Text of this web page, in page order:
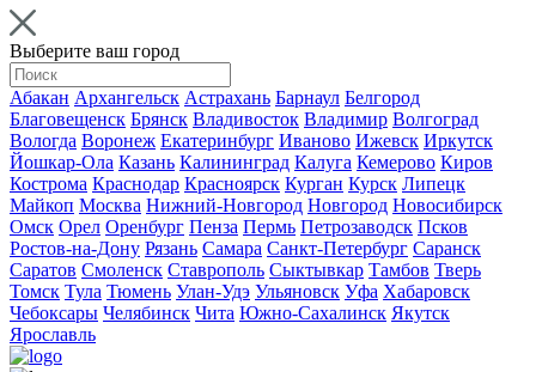
Выберите ваш город
Абакан Архангельск Астрахань Барнаул Белгород
Благовещенск Брянск Владивосток Владимир Волгоград
Вологда Воронеж Екатеринбург Иваново Ижевск Иркутск
Йошкар-Ола Казань Калининград Калуга Кемерово Киров
Кострома Краснодар Красноярск Курган Курск Липецк
Майкоп Москва Нижний-Новгород Новгород Новосибирск
Омск Орел Оренбург Пенза Пермь Петрозаводск Псков
Ростов-на-Дону Рязань Самара Санкт-Петербург Саранск
Саратов Смоленск Ставрополь Сыктывкар Тамбов Тверь
Томск Тула Тюмень Улан-Удэ Ульяновск Уфа Хабаровск
Чебоксары Челябинск Чита Южно-Сахалинск Якутск
Ярославль